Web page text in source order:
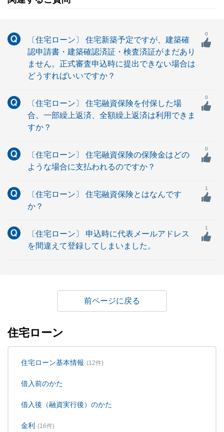
〔住宅ローン〕 住宅新築予定ですが、建築確
認申請書・建築確認済証・検査済証がまだあり
ません。正式審査申込時に提出できない場合は
どうすればいいですか？
0
〔住宅ローン〕 住宅融資保険を付保した場
合、一部繰上返済、全額繰上返済は利用できま
すか？
0
〔住宅ローン〕 住宅融資保険の保険金はどの
ような場合に支払われるのですか？
0
〔住宅ローン〕 住宅融資保険とはなんです
か？
1
〔住宅ローン〕 申込時に代表メールアドレス
を間違えて登録してしまいました。
1
戻る
住宅ローン
住宅ローン基本情報 (12件)
借入前のかた
借入後（融資実行後）のかた
金利 (16件)